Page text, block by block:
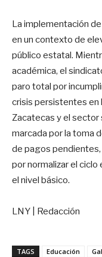
La implementación
en un contexto de
público estatal.
académica, el
paro total por
crisis persistentes en
Zacatecas y el sector
marcada por la toma
de pagos
por normalizar el
el nivel básico.
LNY | Redacción
TAGS Educación